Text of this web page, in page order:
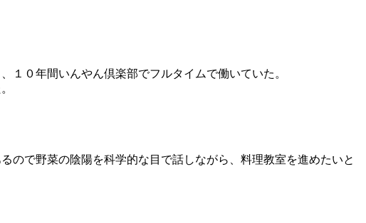
１０年間いんやん倶楽部でフルタイムで働いていた。
ので野菜の陰陽を科学的な目で話しながら、料理教室を進めたいと